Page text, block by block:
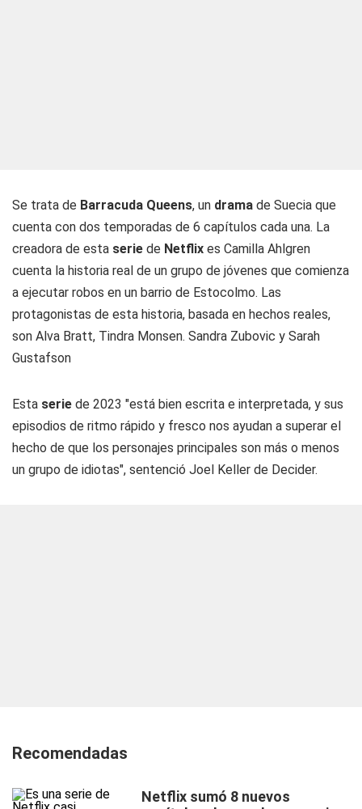
Se trata de Barracuda Queens, un drama de Suecia que
cuenta con dos temporadas de 6 capítulos cada una. La
creadora de esta serie de Netflix es Camilla Ahlgren
cuenta la historia real de un grupo de jóvenes que comienza
a ejecutar robos en un barrio de Estocolmo. Las
protagonistas de esta historia, basada en hechos reales,
son Alva Bratt, Tindra Monsen. Sandra Zubovic y Sarah
Gustafson
Esta serie de 2023 "está bien escrita e interpretada, y sus
episodios de ritmo rápido y fresco nos ayudan a superar el
hecho de que los personajes principales son más o menos
un grupo de idiotas", sentenció Joel Keller de Decider.
Recomendadas
Netflix sumó 8 nuevos